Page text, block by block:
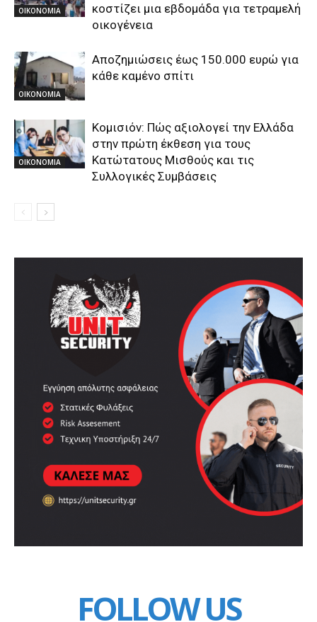
ΟΙΚΟΝΟΜΙΑ
κοστίζει μια εβδομάδα για τετραμελή
οικογένεια
ΟΙΚΟΝΟΜΙΑ
Αποζημιώσεις έως 150.000 ευρώ για
κάθε καμένο σπίτι
ΟΙΚΟΝΟΜΙΑ
Κομισιόν: Πώς αξιολογεί την Ελλάδα
στην πρώτη έκθεση για τους
Κατώτατους Μισθούς και τις
Συλλογικές Συμβάσεις
FOLLOW US